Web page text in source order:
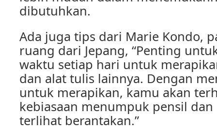
dibutuhkan.
Ada juga tips dari Marie Kondo,
ruang dari Jepang, “Penting
waktu setiap hari untuk
dan alat tulis lainnya. Dengan
untuk merapikan, kamu akan
kebiasaan menumpuk pensil
terlihat berantakan.”